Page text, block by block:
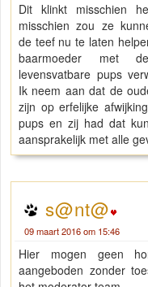
Dit klinkt misschien
misschien zou ze
de teef nu te laten
baarmoeder met
levensvatbare pups
Ik neem aan dat de
zijn op erfelijke
pups en zij had dat
aansprakelijk met alle
s@nt@
09 maart 2016 om 15:46
Hier mogen geen
aangeboden zonder